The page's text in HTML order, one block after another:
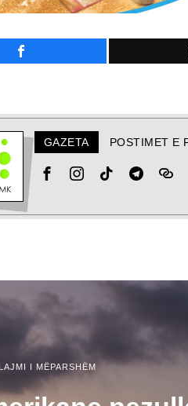
GAZETA POSTIMET E
LAJMI I MËPARSHËM